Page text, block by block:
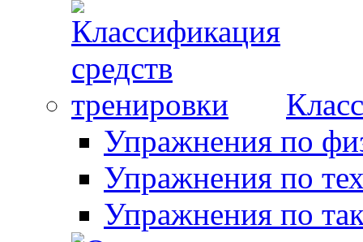
Упражнения по
Упражнения по
Упражнения по